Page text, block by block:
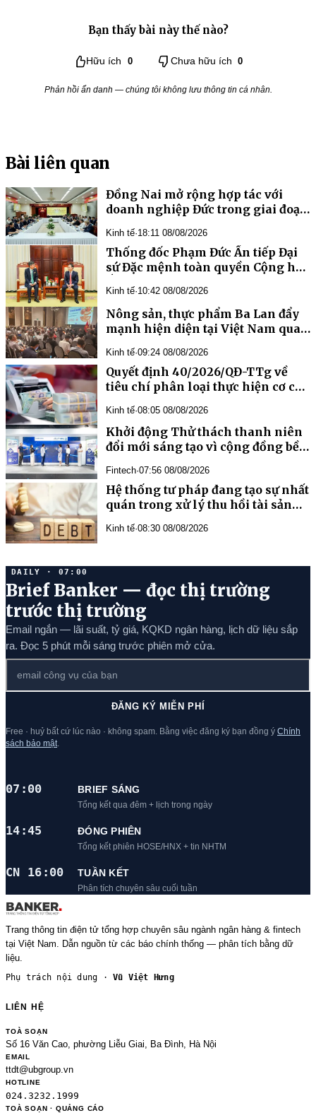
Bạn thấy bài này thế nào?
Hữu ích 0 Chưa hữu ích 0
Phản hồi ẩn danh — chúng tôi không lưu thông tin cá nhân.
Bài liên quan
Đồng Nai mở rộng hợp tác với
doanh nghiệp Đức trong giai đoạn
Kinh tế·18:11 08/08/2026
Thống đốc Phạm Đức Ấn tiếp Đại
sứ Đặc mệnh toàn quyền Cộng hòa
Kinh tế·10:42 08/08/2026
Nông sản, thực phẩm Ba Lan đẩy
mạnh hiện diện tại Việt Nam qua
Kinh tế·09:24 08/08/2026
Quyết định 40/2026/QĐ-TTg về
tiêu chí phân loại thực hiện cơ cấu
nhà nước, doanh nghiệp có vốn
nhà nước
Kinh tế·08:05 08/08/2026
Khởi động Thử thách thanh niên
đổi mới sáng tạo vì cộng đồng bền
Fintech·07:56 08/08/2026
quán trong xử lý thu hồi tài sản
Kinh tế·08:30 08/08/2026
DAILY · 07:00
Brief Banker — đọc thị trường
trước thị trường
Email ngắn — lãi suất, tỷ giá, KQKD ngân hàng, lịch dữ liệu sắp
ra. Đọc 5 phút mỗi sáng trước phiên mở cửa.
ĐĂNG KÝ MIỄN PHÍ
Free · huỷ bất cứ lúc nào · không spam. Bằng việc đăng ký bạn đồng ý Chính
sách bảo mật
07:00 BRIEF SÁNG
Tổng kết qua đêm + lịch trong ngày
14:45 ĐÓNG PHIÊN
Tổng kết phiên HOSE/HNX + tin NHTM
CN 16:00 TUẦN KẾT
Phân tích chuyên sâu cuối tuần
Trang thông tin điện tử tổng hợp chuyên sâu ngành ngân hàng & fintech
tại Việt Nam. Dẫn nguồn từ các báo chính thống — phân tích bằng dữ
liệu.
Phụ trách nội dung ·Vũ Việt Hưng
LIÊN HỆ
TOÀ SOẠN
Số 16 Văn Cao, phường Liễu Giai, Ba Đình, Hà Nội
EMAIL
ttdt@ubgroup.vn
HOTLINE
024.3232.1999
TOÀ SOẠN · QUẢNG CÁO